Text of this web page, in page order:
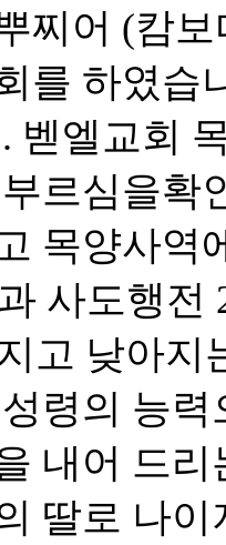
찌어 (캄
를 하였습
벧엘교회
르심을확
목양사역
사도행전
고 낮아지
령의 능
내어 드
딸로 나